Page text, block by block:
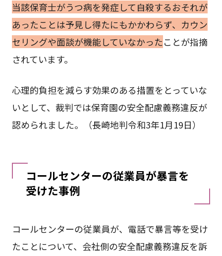
当該保育士がうつ病を発症して自殺するおそれが
あったことは予見し得たにもかかわらず、カウン
セリングや面談が機能していなかったことが指摘
されています。
心理的負担を減らす効果のある措置をとっていな
いとして、裁判では保育園の安全配慮義務違反が
認められました。（長崎地判令和3年1月19日）
コールセンターの従業員が暴言を
受けた事例
コールセンターの従業員が、電話で暴言等を受け
たことについて、会社側の安全配慮義務違反を訴